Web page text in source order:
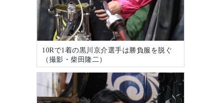
10Rで1着の黒川京介選手は勝負服を脱ぐ
（撮影・柴田隆二）